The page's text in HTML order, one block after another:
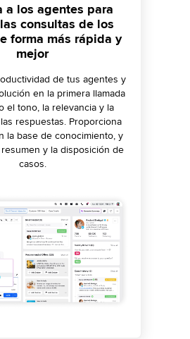
a los agentes para
consultas de los
forma más rápida y
mejor
de tus agentes y
en la primera llamada
el tono, la relevancia y la
respuestas. Proporciona
la base de conocimiento, y
y la disposición de
casos.
y escala
bots
basados en IA
generativa
de autoservicio con
y relevantes de
Automatiza la
de los motivos de contacto
de la intención y las
bots para acelerar la
implementación.
la supervisión de la
y obtén acciones
e información
coherente y de calidad, con
de puntuación de IA
Logra mejores decisiones y
cliente con la detección de
causas raíz y acciones
recomendadas.